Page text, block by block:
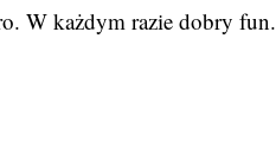
W każdym razie dobry fun.